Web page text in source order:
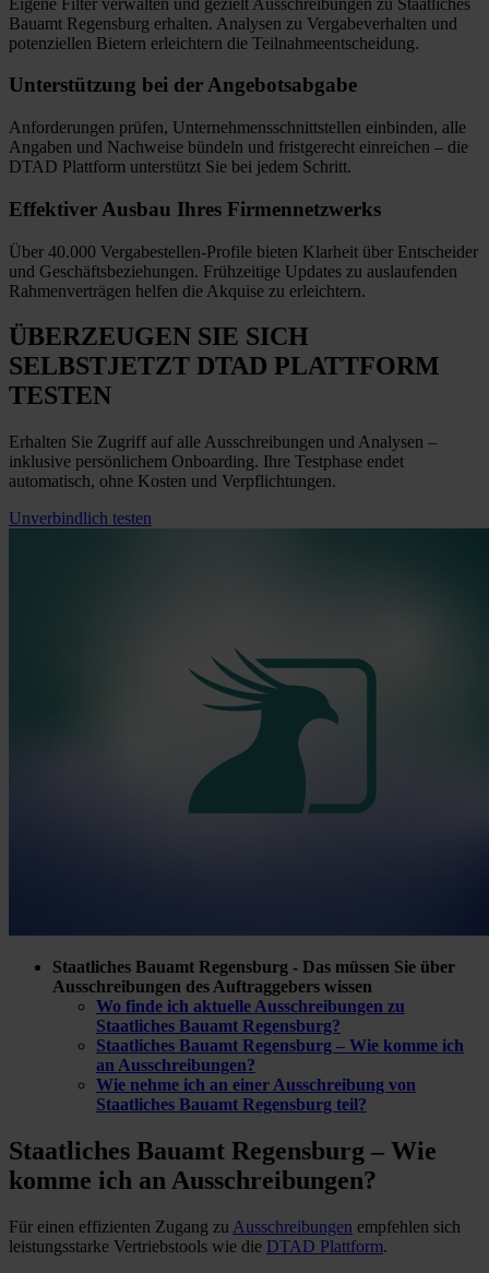
Bauamt Regensburg erhalten. Analysen zu Vergabeverhalten und
potenziellen Bietern erleichtern die Teilnahmeentscheidung.
Unterstützung bei der Angebotsabgabe
Anforderungen prüfen, Unternehmensschnittstellen einbinden, alle
Angaben und Nachweise bündeln und fristgerecht einreichen – die
DTAD Plattform unterstützt Sie bei jedem Schritt.
Effektiver Ausbau Ihres Firmennetzwerks
Über 40.000 Vergabestellen-Profile bieten Klarheit über Entscheider
und Geschäftsbeziehungen. Frühzeitige Updates zu auslaufenden
Rahmenverträgen helfen die Akquise zu erleichtern.
ÜBERZEUGEN SIE SICH
SELBSTJETZT DTAD PLATTFORM
TESTEN
Erhalten Sie Zugriff auf alle Ausschreibungen und Analysen –
inklusive persönlichem Onboarding. Ihre Testphase endet
automatisch, ohne Kosten und Verpflichtungen.
Unverbindlich testen
Staatliches Bauamt Regensburg - Das müssen Sie über
Ausschreibungen des Auftraggebers wissen
Wo finde ich aktuelle Ausschreibungen zu
Staatliches Bauamt Regensburg?
Staatliches Bauamt Regensburg – Wie komme ich
an Ausschreibungen?
Wie nehme ich an einer Ausschreibung von
Staatliches Bauamt Regensburg teil?
Staatliches Bauamt Regensburg – Wie
komme ich an Ausschreibungen?
Für einen effizienten Zugang zu Ausschreibungen empfehlen sich
leistungsstarke Vertriebstools wie die DTAD Plattform.